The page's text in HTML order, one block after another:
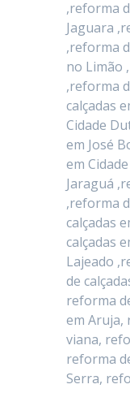
,reforma
Jaguara
,reforma
no Limão
,reforma
calçadas
Cidade
em José
em
Jaraguá
,reforma
calçadas
calçadas
Lajeado
de
reforma
em Aruja,
viana,
reforma
Serra,